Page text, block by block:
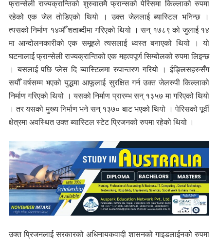
फ्रान्सेली राज्यक्रान्तिको शुरुवातमै फ्रान्सको पेरिसमा किल्लाको रुपमा
रहेको एक जेल तोडिएको थियो । उक्त जेललाई ब्यास्टिल भनिन्छ ।
त्यसको निर्माण १४औँ शताब्दीमा गरिएको थियो । सन् १७८९ को जुलाई १४
मा आन्दोलनकारीको एक समूहले त्यसलाई ध्वस्त बनाएको थियो । यो
घटनालाई फ्रान्सेली राज्यक्रान्तिको एक महत्वपूर्ण सिम्बोलको रुपमा लिइन्छ
। यसलाई पछि प्लेस दि ब्यास्टिलमा रुपान्तरण गरियो । ईङ्लिसहरुसँग
सयौँ वर्षसम्म भएको युद्धमा आफूलाई सुरक्षित गर्न उक्त जेलरुपी किल्लाको
निर्माण गरिएको थियो । यसको निर्माण प्रारम्भ सन् १३५७ मा गरिएको थियो
। तर यसको मुख्य निर्माण भने सन् १३७० बाट भएको थियो । पेरिसको पूर्वी
क्षेत्रमा अवस्थित उक्त ब्यास्टिल स्टेट प्रिजनको रुपमा रहेको थियो ।
उक्त प्रिजनलाई सरकारको अधिनायकवादी शासनको गाइडलाईनको रुपमा